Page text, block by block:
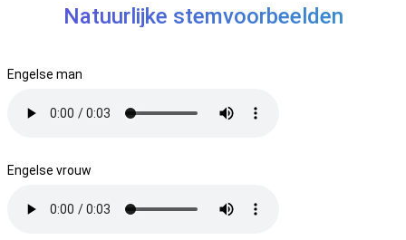
Natuurlijke stemvoorbeelden
Engelse man
Engelse vrouw